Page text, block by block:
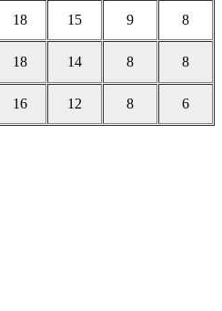
18 15 9 8
18 14 8 8
16 12 8 6